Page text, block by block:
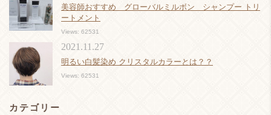
美容師おすすめ グローバルミルボン シャンプー トリ
ートメント
Views: 62531
明るい白髪染め クリスタルカラーとは？？
2021.11.27
Views: 62531
カテゴリー